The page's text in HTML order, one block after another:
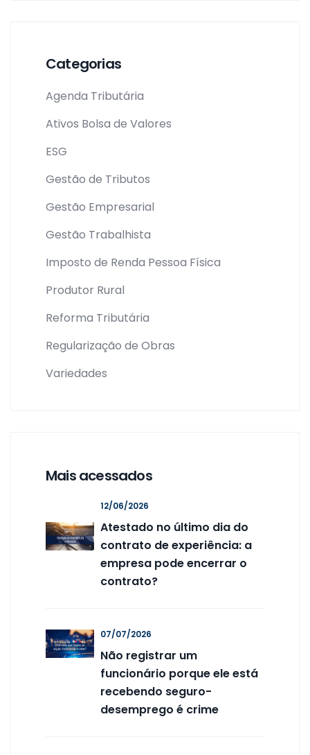
Categorias
Agenda Tributária
Ativos Bolsa de Valores
ESG
Gestão de Tributos
Gestão Empresarial
Gestão Trabalhista
Imposto de Renda Pessoa Física
Produtor Rural
Reforma Tributária
Regularização de Obras
Variedades
Mais acessados
12/06/2026
Atestado no último dia do
contrato de experiência: a
empresa pode encerrar o
contrato?
07/07/2026
Não registrar um
funcionário porque ele está
recebendo seguro-
desemprego é crime